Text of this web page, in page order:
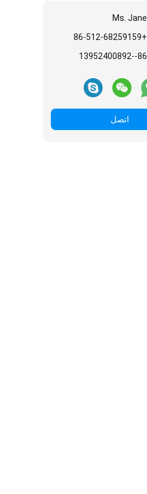
Ms. Jane
+86-512-68259159
86--13952400892
اتصل